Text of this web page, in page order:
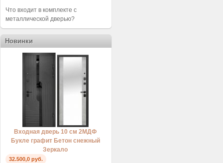
Что входит в комплекте с
металлической дверью?
Новинки
Входная дверь 10 см 2МДФ
Букле графит Бетон снежный
Зеркало
32.500,0 руб.